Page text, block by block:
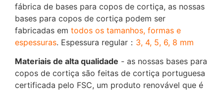
fábrica de bases para copos de cortiça, as nossas
bases para copos de cortiça podem ser
fabricadas em todos os tamanhos, formas e
espessuras. Espessura regular： 3, 4, 5, 6, 8 mm
Materiais de alta qualidade - as nossas bases para
copos de cortiça são feitas de cortiça portuguesa
certificada pelo FSC, um produto renovável que é